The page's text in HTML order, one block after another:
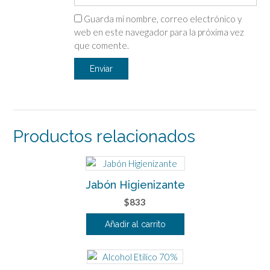
Guarda mi nombre, correo electrónico y
web en este navegador para la próxima vez
que comente.
Productos relacionados
Jabón Higienizante
$833
Añadir al carrito